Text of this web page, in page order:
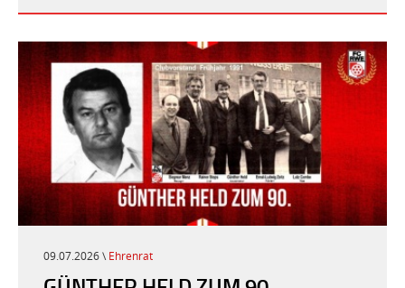
09.07.2026 \ Ehrenrat